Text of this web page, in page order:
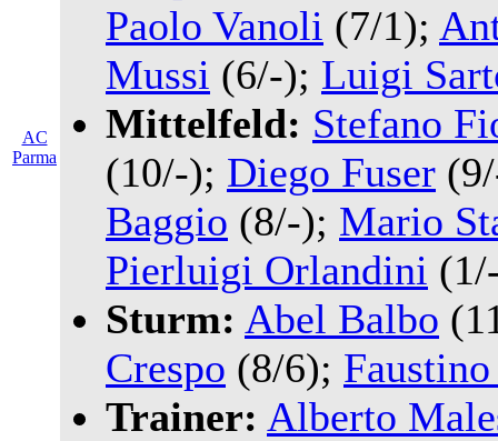
AC
Parma
Paolo Vanoli (7/1);
Mussi (6/-); Luigi
Mittelfeld: Stefano
(10/-); Diego Fuser
Baggio (8/-); Mario
Pierluigi Orlandini
Sturm: Abel Balbo
Crespo (8/6);
Trainer: Alberto